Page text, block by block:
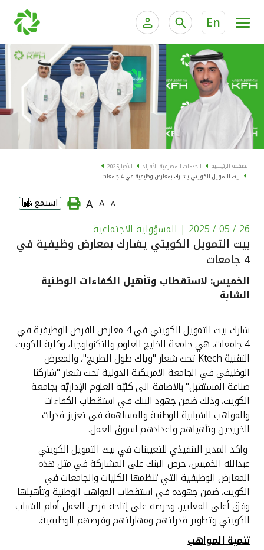
En
الخدمات المصرفية الإلكترونية للأفراد
الخدمات المصرفية الإلكترونية للشركات
خدمة "بيتك" للتداول الإلكتروني
الخدمات المصرفية للأفراد الخدمات المالية الخاصة
الحسابات المصرفية
البطاقات
"برامج العملاء"
الاستثمار
القنوات المصرفية
خدمات ما بعد البيع
اتصل بنا
مواقع الفروع وأجهزة الصرف الآلي
ألمانيا
ماليزيا
تركيا
الصفحة الرئيسية الخدمات المصرفية للأفراد الأخبار2025
بيت التمويل الكويتي يشارك بمعارض وظيفية في 4 جامعات
A
A
A استمع
26 / 05 / 2025 | المسؤولية الاجتماعية
بيت التمويل الكويتي يشارك بمعارض وظيفية في
4 جامعات
الخميس: لاستقطاب وتأهيل الكفاءات الوطنية
الشابة
شارك بيت التمويل الكويتي في 4 معارض للفرص الوظيفية في
4 جامعات، هي جامعة الخليج للعلوم والتكنولوجيا، وكلية الكويت
التقنية Ktech تحت شعار "وياك طول الطريج"، والمعرض
الوظيفي في الجامعة الامريكية الدولية تحت شعار "شاركنا
صناعة المستقبل" بالاضافة الى كليّة العلوم الإداريّة بجامعة
الكويت، وذلك ضمن جهود البنك في استقطاب الكفاءات
والمواهب الشبابية الوطنية والمساهمة في تعزيز قدرات
الخريجين وتأهيلهم واعدادهم لسوق العمل.
واكد المدير التنفيذي للتعيينات في بيت التمويل الكويتي
عبدالله الخميس، حرص البنك على المشاركة في مثل هذه
المعارض الوظيفية التي تنظمها الكليات والجامعات في
الكويت، ضمن جهوده في استقطاب المواهب الوطنية وتأهيلها
وفق أعلى المعايير، وحرصه على إتاحة فرص العمل أمام الشباب
الكويتي وتطوير قدراتهم ومهاراتهم وفرصهم الوظيفية.
تنمية المواهب